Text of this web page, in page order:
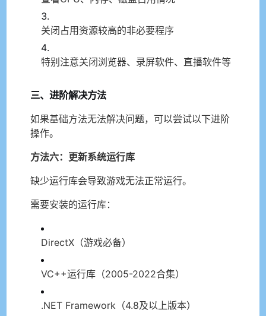
关闭占用资源较高的非必要程序
特别注意关闭浏览器、录屏软件、直播软件等
三、进阶解决方法
如果基础方法无法解决问题，可以尝试以下进阶
操作。
方法六：更新系统运行库
缺少运行库会导致游戏无法正常运行。
需要安装的运行库：
DirectX（游戏必备）
VC++运行库（2005-2022合集）
.NET Framework（4.8及以上版本）